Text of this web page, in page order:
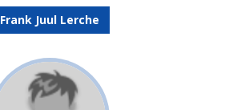
Frank Juul Lerche